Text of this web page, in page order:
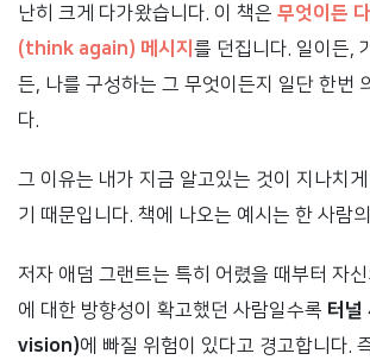
난히 크게 다가왔습니다. 이 책은 무엇이든
(think again) 메시지 를 던집니다. 일이든,
든, 나를 구성하는 그 무엇이든지 일단 한번
다.
그 이유는 내가 지금 알고있는 것이 지나치
기 때문입니다. 책에 나오는 예시는 한 사람의
저자 애덤 그랜트는 특히 어렸을 때부터 자
에 대한 방향성이 확고했던 사람일수록 터
vision)에 빠질 위험이 있다고 경고합니다.